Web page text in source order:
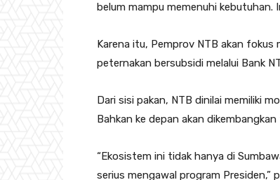
belum mampu memenuhi kebutuhan.
Karena itu, Pemprov NTB akan
peternakan bersubsidi melalui Bank
Dari sisi pakan, NTB dinilai memiliki
Bahkan ke depan akan
“Ekosistem ini tidak hanya di
serius mengawal program Presiden,”